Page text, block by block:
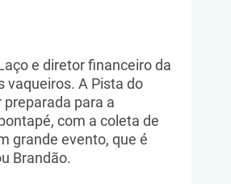
e diretor financeiro da
vaqueiros. A Pista do
preparada para a
com a coleta de
grande evento, que é
Brandão.